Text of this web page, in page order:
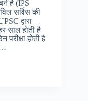
है (IPS
सर्विस की
द्वारा
साल होती है
होती है